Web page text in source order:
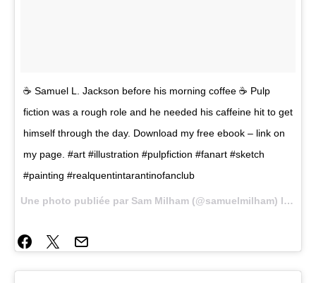
☕ Samuel L. Jackson before his morning coffee ☕ Pulp
fiction was a rough role and he needed his caffeine hit to get
himself through the day. Download my free ebook – link on
my page. #art #illustration #pulpfiction #fanart #sketch
#painting #realquentintarantinofanclub
Une photo publiée par Sam Milham (@samuelmilham) le